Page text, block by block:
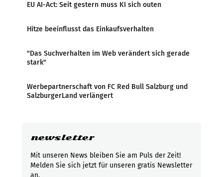
EU AI-Act: Seit gestern muss KI sich outen
Hitze beeinflusst das Einkaufsverhalten
"Das Suchverhalten im Web verändert sich gerade
stark"
Werbepartnerschaft von FC Red Bull Salzburg und
SalzburgerLand verlängert
newsletter
Mit unseren News bleiben Sie am Puls der Zeit!
Melden Sie sich jetzt für unseren gratis Newsletter
an.